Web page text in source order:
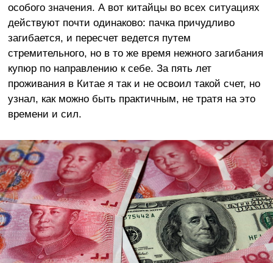
особого значения. А вот китайцы во всех ситуациях
действуют почти одинаково: пачка причудливо
загибается, и пересчет ведется путем
стремительного, но в то же время нежного загибания
купюр по направлению к себе. За пять лет
проживания в Китае я так и не освоил такой счет, но
узнал, как можно быть практичным, не тратя на это
времени и сил.